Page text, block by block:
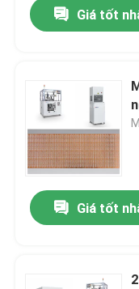
Giá tốt
Giá tốt